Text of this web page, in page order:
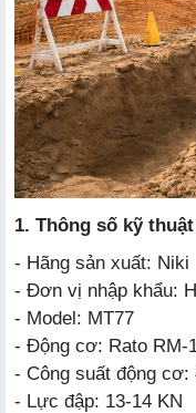
a. Bảo dưỡng
b. Kỹ năng vận
c. Một số lưu ý
1. Thông số kỹ
- Hãng sản xuất: Niki
- Đơn vị nhập khẩu:
- Model: MT77
- Động cơ: Rato RM-
- Công suất động cơ:
- Lực đập: 13-14 KN